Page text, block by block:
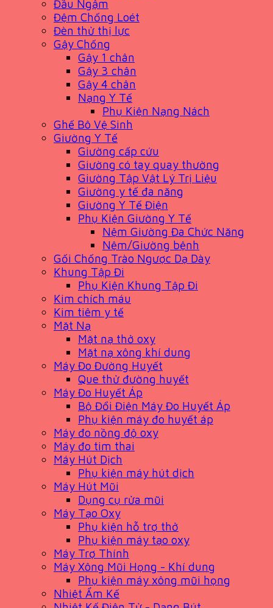
Đầu Ngậm
Đệm Chống Loét
Đèn thử thị lực
Gậy Chống
Gậy 1 chân
Gậy 3 chân
Gậy 4 chân
Nạng Y Tế
Phụ Kiện Nạng Nách
Ghế Bô Vệ Sinh
Giường Y Tế
Giường cấp cứu
Giường có tay quay thường
Giường Tập Vật Lý Trị Liệu
Giường y tế đa năng
Giường Y Tế Điện
Phụ Kiện Giường Y Tế
Nệm Giường Đa Chức Năng
Nệm/Giường bệnh
Gối Chống Trào Ngược Dạ Dày
Khung Tập Đi
Phụ Kiện Khung Tập Đi
Kim chích máu
Kim tiêm y tế
Mặt Nạ
Mặt nạ thở oxy
Mặt nạ xông khí dung
Máy Đo Đường Huyết
Que thử đường huyết
Máy Đo Huyết Áp
Bộ Đổi Điện Máy Đo Huyết Áp
Phụ kiện máy đo huyết áp
Máy đo nồng độ oxy
Máy đo tim thai
Máy Hút Dịch
Phụ kiện máy hút dịch
Máy Hút Mũi
Dụng cụ rửa mũi
Máy Tạo Oxy
Phụ kiện hỗ trợ thở
Phụ kiện máy tạo oxy
Máy Trợ Thính
Máy Xông Mũi Họng - Khí dung
Phụ kiện máy xông mũi họng
Nhiệt Ẩm Kế